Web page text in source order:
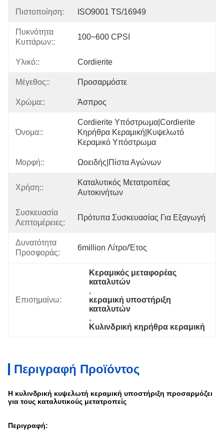
Πιστοποίηση: ISO9001 TS/16949
Πυκνότητα
Κυττάρων::
100~600 CPSI
Υλικό:: Cordierite
Μέγεθος:: Προσαρμόστε
Χρώμα:: Άσπρος
Όνομα::
Cordierite Υπόστρωμα|cordierite
Κηρήθρα Κεραμική|κυψελωτό
Κεραμικό Υπόστρωμα
Μορφή:: Ωοειδής|πίστα Αγώνων
Χρήση::
Καταλυτικός Μετατροπέας
Αυτοκινήτων
Συσκευασία
Λεπτομέρειες:
Πρότυπα Συσκευασίας Για Εξαγωγή
Δυνατότητα
Προσφοράς:
6million Λίτρο/έτος
Επισημαίνω:
Κεραμικός μεταφορέας
καταλυτών
,
κεραμική υποστήριξη
καταλυτών
,
Κυλινδρική κηρήθρα κεραμική
Περιγραφή Προϊόντος
Η κυλινδρική κυψελωτή κεραμική υποστήριξη προσαρμόζει
για τους καταλυτικούς μετατροπείς
Περιγραφή: